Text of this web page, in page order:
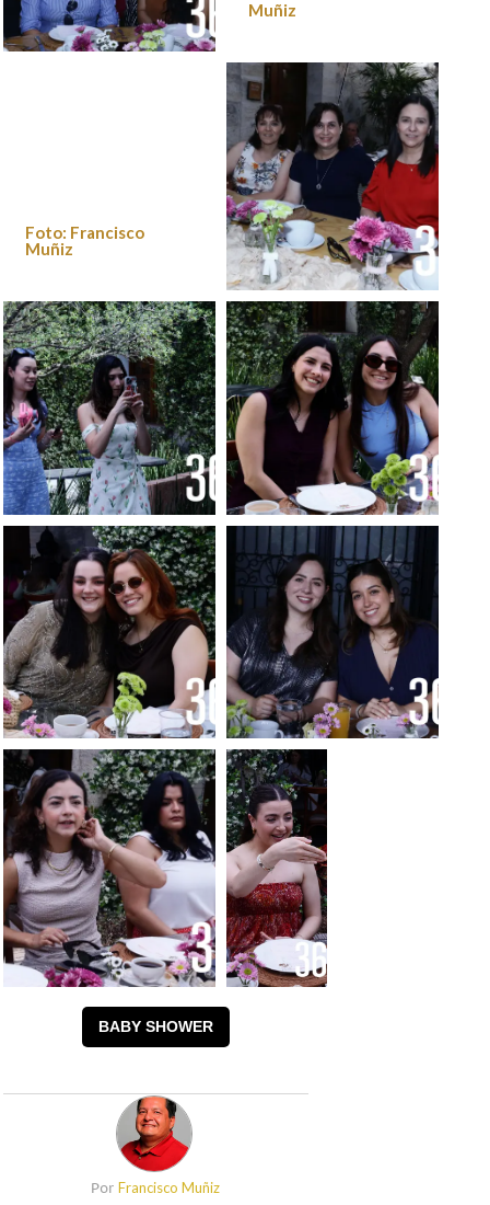
Muñiz
Foto: Francisco
Muñiz
Foto: Francisco
Muñiz
Foto: Francisco
Muñiz
Foto: Francisco
Muñiz
Foto: Francisco
Muñiz
Foto: Francisco
Muñiz
BABY SHOWER
Por Francisco Muñiz